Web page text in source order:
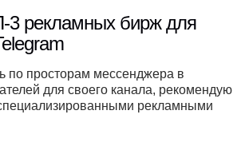
рекламных бирж для
по просторам мессенджера в
для своего канала, рекомендую
рекламными